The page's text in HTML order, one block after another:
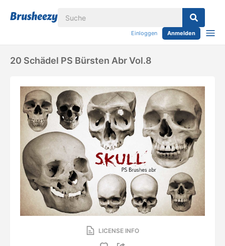
Einloggen Anmelden
20 Schädel PS Bürsten Abr Vol.8
LICENSE INFO